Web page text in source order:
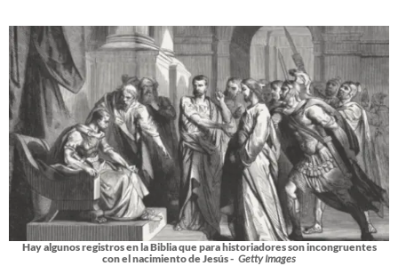
Hay algunos registros en la Biblia que para historiadores son incongruentes
con el nacimiento de Jesús - Getty Images